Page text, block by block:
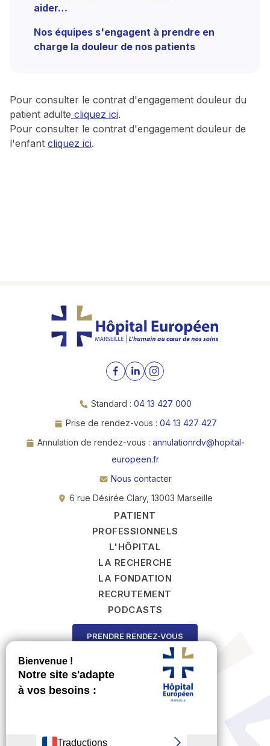
aider…
Nos équipes s'engagent à prendre en
charge la douleur de nos patients
Pour consulter le contrat d'engagement douleur du
patient adulte cliquez ici.
Pour consulter le contrat d'engagement douleur de
l'enfant cliquez ici.
Standard : 04 13 427 000
Prise de rendez-vous : 04 13 427 427
Annulation de rendez-vous : annulationrdv@hopital-
europeen.fr
Nous contacter
6 rue Désirée Clary, 13003 Marseille
PATIENT
PROFESSIONNELS
L'HÔPITAL
LA RECHERCHE
LA FONDATION
RECRUTEMENT
PODCASTS
PRENDRE RENDEZ‑VOUS
Copyright 2025